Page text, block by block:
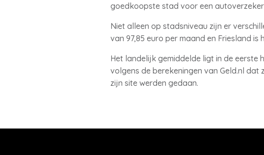
goedkoopste stad voor een
Niet alleen op stadsniveau zijn er
van 97,85 euro per maand en Friesland
Het landelijk gemiddelde ligt in de eerste
volgens de berekeningen van Geld.nl
zijn site werden gedaan.